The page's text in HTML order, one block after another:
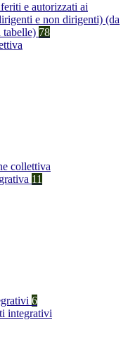
e autorizzati ai
e non dirigenti) (da
tabelle) 78
collettiva
11
6
integrativi